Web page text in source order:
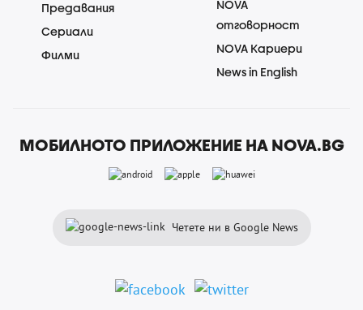
Предавания
Сериали
Филми
NOVA
отговорност
NOVA Кариери
News in English
МОБИЛНОТО ПРИЛОЖЕНИЕ НА NOVA.BG
Четете ни в Google News